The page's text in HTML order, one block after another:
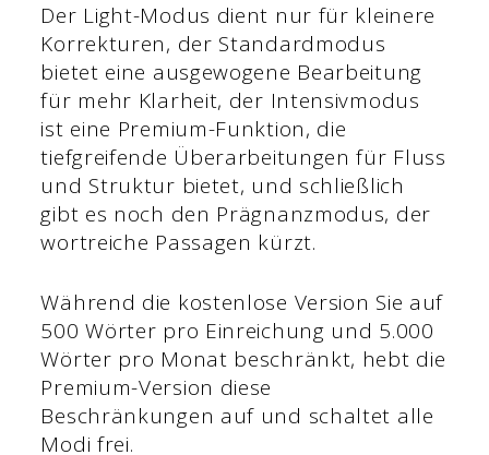
Der Light-Modus dient nur für kleinere
Korrekturen, der Standardmodus
bietet eine ausgewogene Bearbeitung
für mehr Klarheit, der Intensivmodus
ist eine Premium-Funktion, die
tiefgreifende Überarbeitungen für Fluss
und Struktur bietet, und schließlich
gibt es noch den Prägnanzmodus, der
wortreiche Passagen kürzt.
Während die kostenlose Version Sie auf
500 Wörter pro Einreichung und 5.000
Wörter pro Monat beschränkt, hebt die
Premium-Version diese
Beschränkungen auf und schaltet alle
Modi frei.